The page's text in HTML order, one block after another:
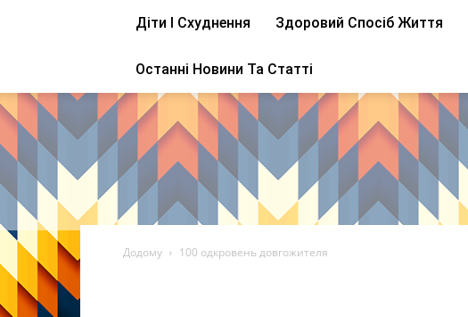
Діти І Схуднення Здоровий Спосіб Життя
Останні Новини Та Статті
Додому 100 одкровень довгожителя